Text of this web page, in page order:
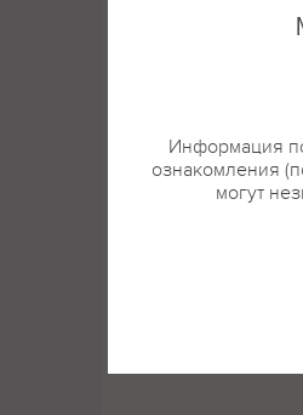
Информация
ознакомления
могут